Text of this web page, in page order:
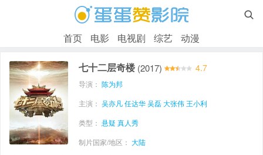

首页 电影 电视剧 综艺 动漫
七十二层奇楼 (2017) 4.7
导演： 陈为邦
主演： 吴亦凡任达华吴磊大张伟 王小利
类型： 悬疑 真人秀
制片国家/地区： 大陆